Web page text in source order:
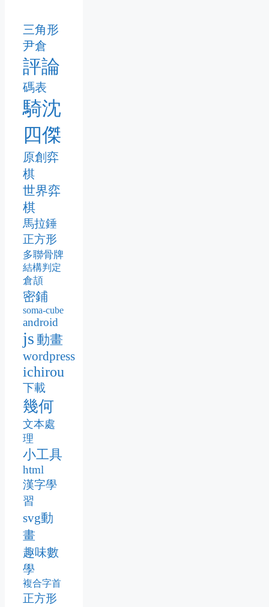
三角形
尹倉
評論
碼表
騎沈
四傑
原創弈
棋
世界弈
棋
馬拉錘
正方形
多聯骨牌
結構判定
倉頡
密鋪
soma-cube
android
js 動畫
wordpress
ichirou
下載
幾何
文本處
理
小工具
html
漢字學
習
svg動
畫
趣味數
學
複合字首
正方形